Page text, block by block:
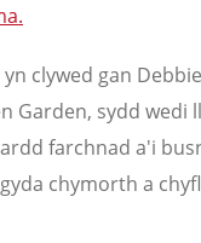
clywed gan
Garden, sydd wedi
farchnad a'i
chymorth a